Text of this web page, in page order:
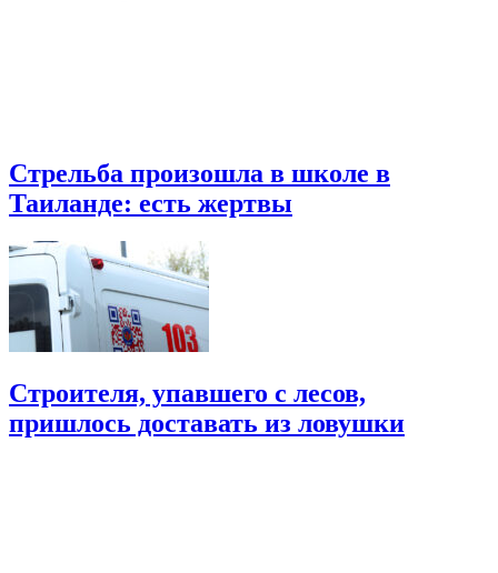
Стрельба произошла в школе в
Таиланде: есть жертвы
Строителя, упавшего с лесов,
пришлось доставать из ловушки